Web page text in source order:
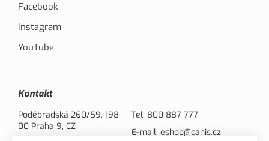
Facebook
Instagram
YouTube
Kontakt
Poděbradská 260/59, 198
00 Praha 9, CZ
Tel: 800 887 777
E-mail: eshop@canis.cz